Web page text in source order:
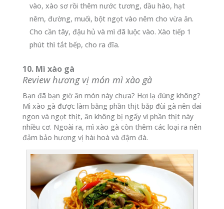
vào, xào sơ rồi thêm nước tương, dầu hào, hạt
nêm, đường, muối, bột ngọt vào nêm cho vừa ăn.
Cho cần tây, đậu hủ và mì đã luộc vào. Xào tiếp 1
phút thì tắt bếp, cho ra đĩa.
10. Mì xào gà
Review hương vị món mì xào gà
Bạn đã bạn giờ ăn món này chưa? Hơi lạ đúng không?
Mì xào gà được làm bằng phần thịt bắp đùi gà nên dai
ngon và ngọt thịt, ăn không bị ngấy vì phần thịt này
nhiều cơ. Ngoài ra, mì xào gà còn thêm các loại ra nên
đảm bảo hương vị hài hoà và đậm đà.